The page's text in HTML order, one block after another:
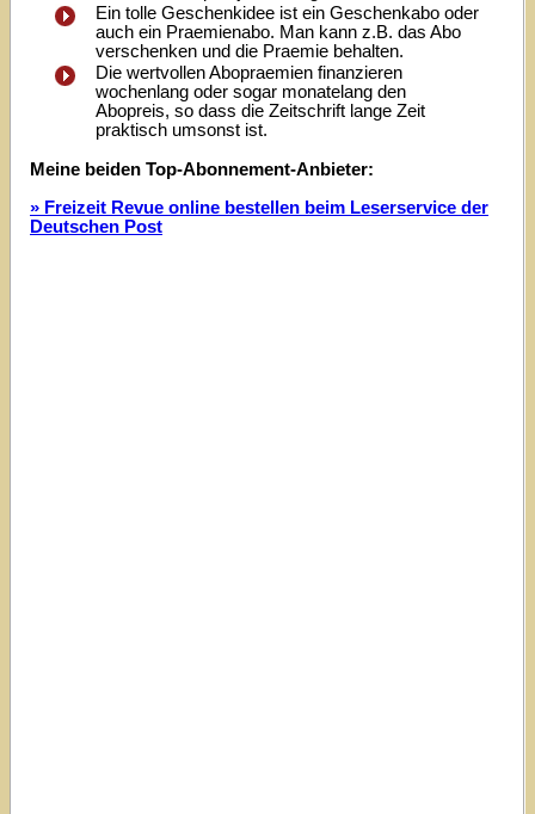
Ein tolle Geschenkidee ist ein Geschenkabo oder
auch ein Praemienabo. Man kann z.B. das Abo
verschenken und die Praemie behalten.
Die wertvollen Abopraemien finanzieren
wochenlang oder sogar monatelang den
Abopreis, so dass die Zeitschrift lange Zeit
praktisch umsonst ist.
Meine beiden Top-Abonnement-Anbieter:
» Freizeit Revue online bestellen beim Leserservice der
Deutschen Post